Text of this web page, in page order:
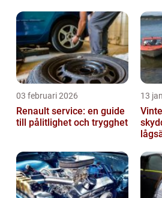
03 februari 2026
Renault service: en guide
till pålitlighet och trygghet
13